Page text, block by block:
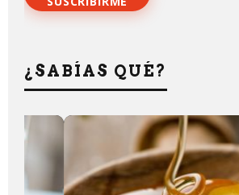
¿SABÍAS QUÉ?